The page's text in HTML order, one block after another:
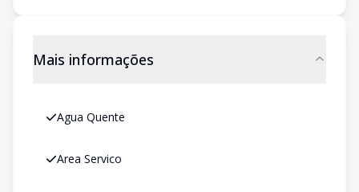
Mais informações
Agua Quente
Area Servico